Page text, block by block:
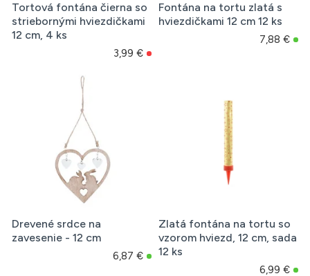
Tortová fontána čierna so
striebornými hviezdičkami
12 cm, 4 ks
3,99 €
Fontána na tortu zlatá s
hviezdičkami 12 cm 12 ks
7,88 €
Drevené srdce na
zavesenie - 12 cm
6,87 €
Zlatá fontána na tortu so
vzorom hviezd, 12 cm, sada
12 ks
6,99 €